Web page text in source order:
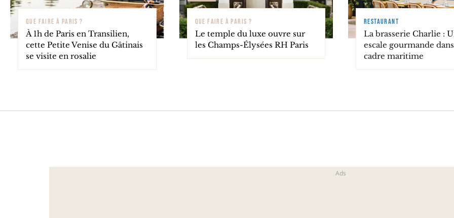
QUE FAIRE À PARIS ?
À 1h de Paris en Transilien,
cette Petite Venise du Gâtinais
se visite en rosalie
QUE FAIRE À PARIS ?
Le temple du luxe ouvre sur
les Champs-Élysées RH Paris
RESTAURANT
La brasserie Charlie :
escale gourmande
cadre maritime